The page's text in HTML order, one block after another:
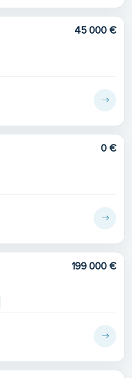
45 000 €
0 €
199 000 €